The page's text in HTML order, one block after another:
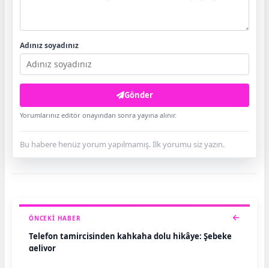
Adınız soyadınız
Gönder
Yorumlarınız editör onayından sonra yayına alınır.
Bu habere henüz yorum yapılmamış. İlk yorumu siz yazın.
ÖNCEKI HABER
Telefon tamircisinden kahkaha dolu hikâye: Şebeke
geliyor